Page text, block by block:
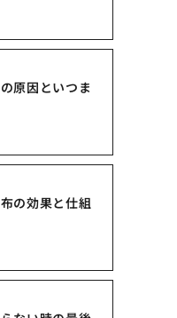
原因といつま
の効果と仕組